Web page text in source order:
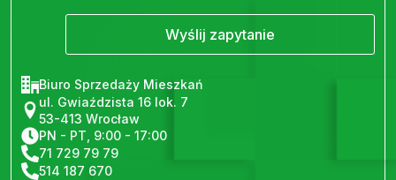
Wyślij zapytanie
Biuro Sprzedaży Mieszkań
ul. Gwiaździsta 16 lok. 7
53-413 Wrocław
PN - PT, 9:00 - 17:00
71 729 79 79
514 187 670